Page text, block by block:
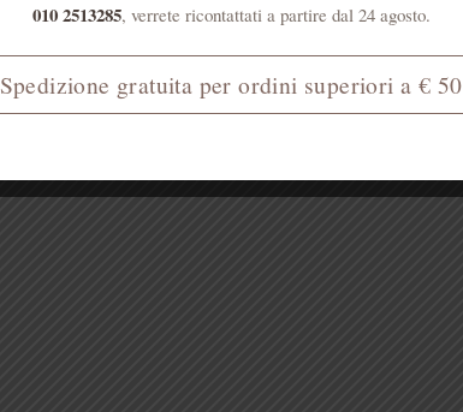
010 2513285, verrete ricontattati a partire dal 24 agosto.
Spedizione gratuita per ordini superiori a € 50